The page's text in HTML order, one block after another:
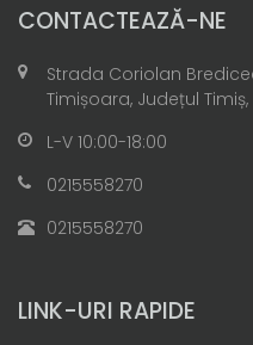
CONTACTEAZĂ-NE
Strada Coriolan
Timișoara, Județul
L-V 10:00-18:00
0215558270
0215558270
LINK-URI RAPIDE